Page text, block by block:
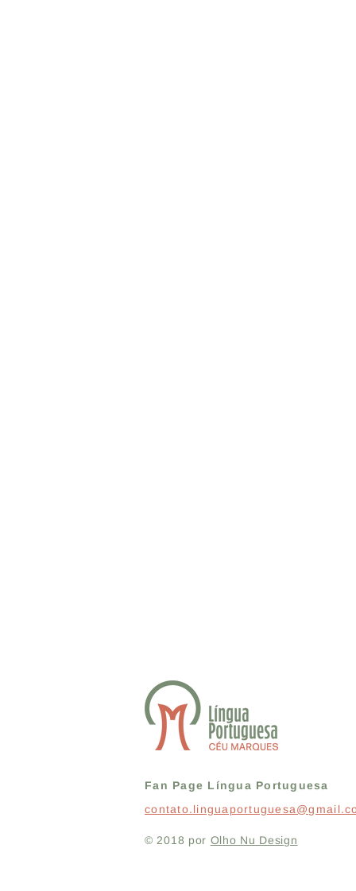
Fan Page Língua Portuguesa
© 2018 por Olho Nu Design